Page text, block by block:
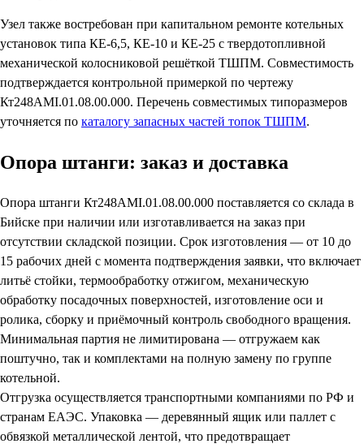
Узел также востребован при капитальном ремонте котельных
установок типа КЕ-6,5, КЕ-10 и КЕ-25 с твердотопливной
механической колосниковой решёткой ТШПМ. Совместимость
подтверждается контрольной примеркой по чертежу
Кт248АМI.01.08.00.000. Перечень совместимых типоразмеров
уточняется по каталогу запасных частей топок ТШПМ.
Опора штанги: заказ и доставка
Опора штанги Кт248АМI.01.08.00.000 поставляется со склада в
Бийске при наличии или изготавливается на заказ при
отсутствии складской позиции. Срок изготовления — от 10 до
15 рабочих дней с момента подтверждения заявки, что включает
литьё стойки, термообработку отжигом, механическую
обработку посадочных поверхностей, изготовление оси и
ролика, сборку и приёмочный контроль свободного вращения.
Минимальная партия не лимитирована — отгружаем как
поштучно, так и комплектами на полную замену по группе
котельной.
Отгрузка осуществляется транспортными компаниями по РФ и
странам ЕАЭС. Упаковка — деревянный ящик или паллет с
обвязкой металлической лентой, что предотвращает